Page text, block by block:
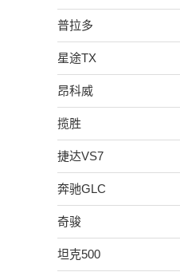
普拉多
星途TX
昂科威
揽胜
捷达VS7
奔驰GLC
奇骏
坦克500